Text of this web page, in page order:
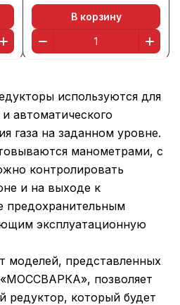
В корзину
используются для
автоматического
газа на заданном уровне.
манометрами, с
контролировать
и на выходе к
предохранительным
эксплуатационную
моделей, представленных
«МОССВАРКА», позволяет
редуктор, который будет